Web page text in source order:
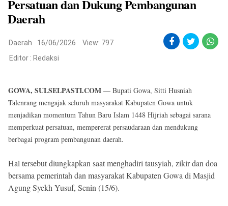
.
All
Right
Persatuan dan Dukung Pembangunan
Daerah
Daerah 16/06/2026
View: 797
Editor : Redaksi
GOWA, SULSELPASTI.COM — Bupati Gowa, Sitti Husniah
Talenrang mengajak seluruh masyarakat Kabupaten Gowa untuk
menjadikan momentum Tahun Baru Islam 1448 Hijriah sebagai sarana
memperkuat persatuan, mempererat persaudaraan dan mendukung
berbagai program pembangunan daerah.
Hal tersebut diungkapkan saat menghadiri tausyiah, zikir dan doa
bersama pemerintah dan masyarakat Kabupaten Gowa di Masjid
Agung Syekh Yusuf, Senin (15/6).